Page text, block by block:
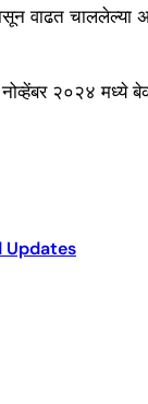
वाढत
नोव्हेंबर २०२४ मध्ये
Updates